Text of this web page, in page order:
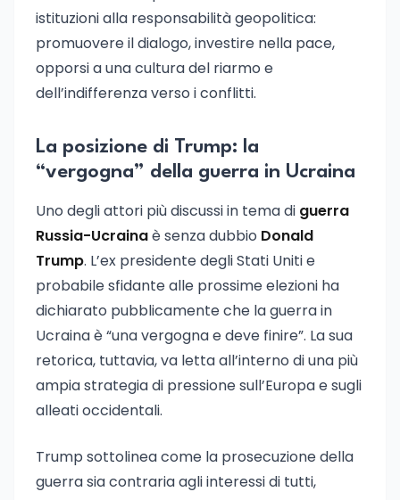
istituzioni alla responsabilità geopolitica:
promuovere il dialogo, investire nella pace,
opporsi a una cultura del riarmo e
dell’indifferenza verso i conflitti.
La posizione di Trump: la
“vergogna” della guerra in Ucraina
Uno degli attori più discussi in tema di guerra
Russia-Ucrainaè senza dubbio Donald
Trump. L’ex presidente degli Stati Uniti e
probabile sfidante alle prossime elezioni ha
dichiarato pubblicamente che la guerra in
Ucraina è “una vergogna e deve finire”. La sua
retorica, tuttavia, va letta all’interno di una più
ampia strategia di pressione sull’Europa e sugli
alleati occidentali.
Trump sottolinea come la prosecuzione della
guerra sia contraria agli interessi di tutti,